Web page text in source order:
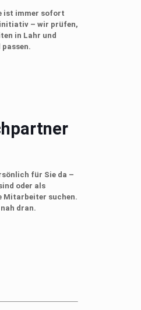
ist immer sofort
initiativ – wir prüfen,
in Lahr und
für Sie da –
oder als
Mitarbeiter suchen.
dran.